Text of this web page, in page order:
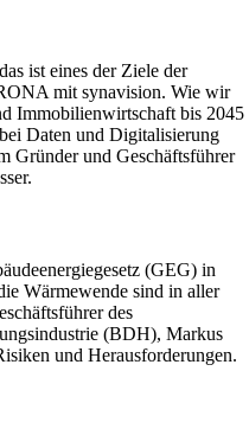
ist eines der Ziele der
mit synavision. Wie wir
Immobilienwirtschaft bis 2045
Daten und Digitalisierung
Gründer und Geschäftsführer
(GEG) in
Wärmewende sind in aller
des
(BDH), Markus
und Herausforderungen.